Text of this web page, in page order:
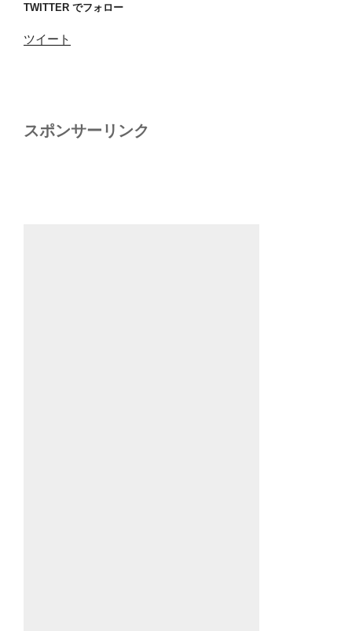
TWITTER でフォロー
ツイート
スポンサーリンク